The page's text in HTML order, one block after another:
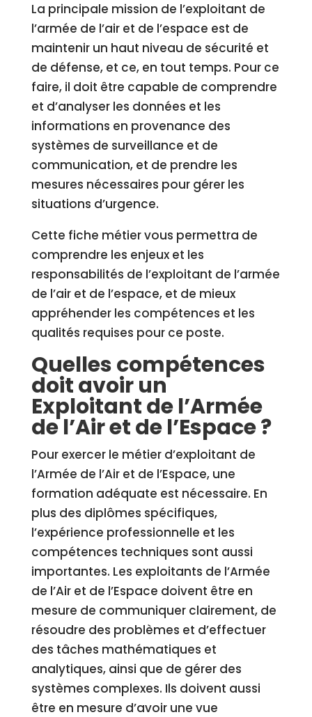
La principale mission de l’exploitant de
l’armée de l’air et de l’espace est de
maintenir un haut niveau de sécurité et
de défense, et ce, en tout temps. Pour ce
faire, il doit être capable de comprendre
et d’analyser les données et les
informations en provenance des
systèmes de surveillance et de
communication, et de prendre les
mesures nécessaires pour gérer les
situations d’urgence.
Cette fiche métier vous permettra de
comprendre les enjeux et les
responsabilités de l’exploitant de l’armée
de l’air et de l’espace, et de mieux
appréhender les compétences et les
qualités requises pour ce poste.
Quelles compétences
doit avoir un
Exploitant de l’Armée
de l’Air et de l’Espace ?
Pour exercer le métier d’exploitant de
l’Armée de l’Air et de l’Espace, une
formation adéquate est nécessaire. En
plus des diplômes spécifiques,
l’expérience professionnelle et les
compétences techniques sont aussi
importantes. Les exploitants de l’Armée
de l’Air et de l’Espace doivent être en
mesure de communiquer clairement, de
résoudre des problèmes et d’effectuer
des tâches mathématiques et
analytiques, ainsi que de gérer des
systèmes complexes. Ils doivent aussi
être en mesure d’avoir une vue